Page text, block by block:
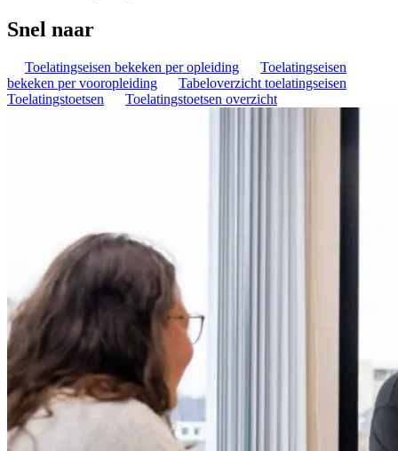
Snel naar
Toelatingseisen bekeken per opleiding
Toelatingseisen
bekeken per vooropleiding
Tabeloverzicht toelatingseisen
Toelatingstoetsen
Toelatingstoetsen overzicht